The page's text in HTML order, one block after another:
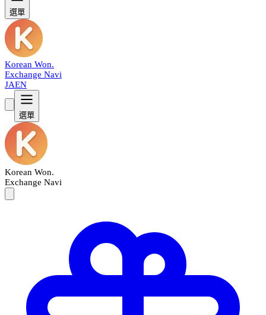
選單
Korean Won.
Exchange Navi
JAEN
選單
Korean Won.
Exchange Navi